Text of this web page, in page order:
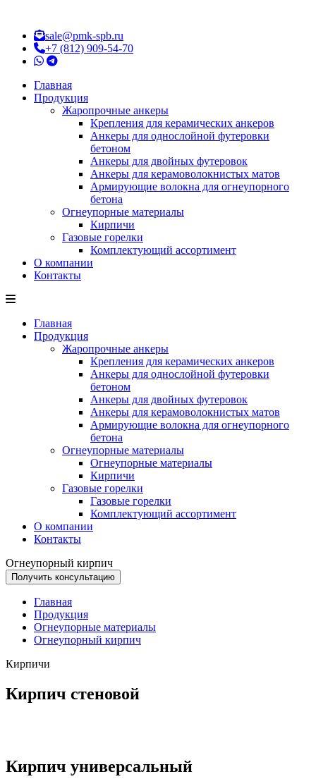
sale@pmk-spb.ru
+7 (812) 909-54-70
Главная
Продукция
Жаропрочные анкеры
Крепления для керамических анкеров
Анкеры для однослойной футеровки
бетоном
Анкеры для двойных футеровок
Анкеры для керамоволокнистых матов
Армирующие волокна для огнеупорного
бетона
Огнеупорные материалы
Кирпичи
Газовые горелки
Комплектующий ассортимент
О компании
Контакты
Главная
Продукция
Жаропрочные анкеры
Крепления для керамических анкеров
Анкеры для однослойной футеровки
бетоном
Анкеры для двойных футеровок
Анкеры для керамоволокнистых матов
Армирующие волокна для огнеупорного
бетона
Огнеупорные материалы
Огнеупорные материалы
Кирпичи
Газовые горелки
Газовые горелки
Комплектующий ассортимент
О компании
Контакты
Огнеупорный кирпич
Получить консультацию
Главная
Продукция
Огнеупорные материалы
Огнеупорный кирпич
Кирпичи
Кирпич стеновой
Кирпич универсальный